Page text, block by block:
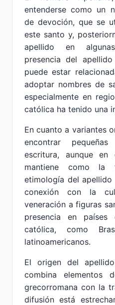
entenderse como un
de devoción, que se
este santo y,
apellido en
presencia del
puede estar
adoptar nombres de
especialmente en
católica ha tenido una
En cuanto a variantes
encontrar
escritura, aunque en
mantiene como la
etimología del
conexión con la
veneración a figuras
presencia en
católica, como
latinoamericanos.
El origen del
combina elementos
grecorromana con la
difusión está